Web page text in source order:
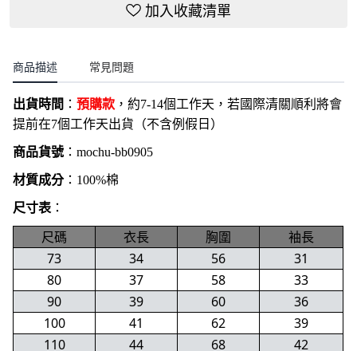
加入收藏清單
商品描述 常見問題
出貨時間 ： 預購款 ，約7-14個工作天，若國際清關順利將會
提前在7個工作天出貨（不含例假日）
商品貨號： mochu-bb0905
材質成分：100%棉
尺寸表 ：
尺碼 衣長 胸圍
袖長
73
34 56
31
80
37 58
33
90
39 60
36
100
41 62
39
110
44 68
42